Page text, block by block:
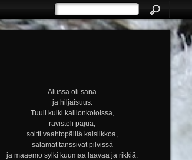
Alussa oli sana
ja hiljaisuus.
Tuuli kulki kallionkoloissa,
ravisteli pajua,
soitti vaahtopäillä kaislikkoa,
salamat tanssivat pilvissä
ja maaemo sylki kuumaa laavaa ja rikkiä.